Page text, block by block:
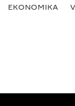
EKONOMIKA